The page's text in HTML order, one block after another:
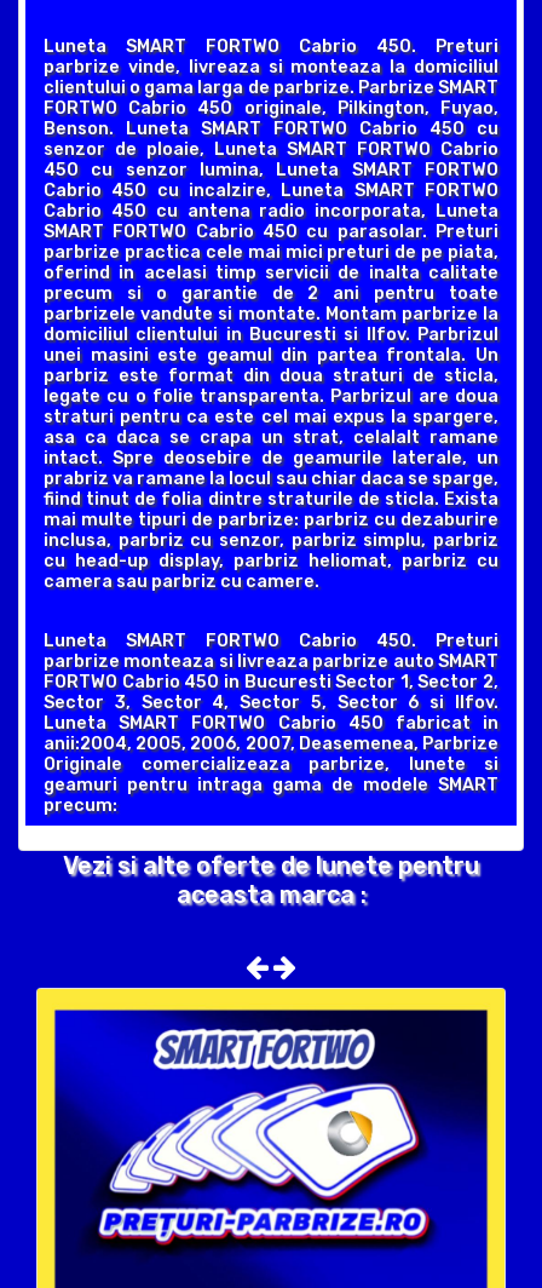
Luneta SMART FORTWO Cabrio 450. Preturi
parbrize vinde, livreaza si monteaza la domiciliul
clientului o gama larga de parbrize. Parbrize SMART
FORTWO Cabrio 450 originale, Pilkington, Fuyao,
Benson. Luneta SMART FORTWO Cabrio 450 cu
senzor de ploaie, Luneta SMART FORTWO Cabrio
450 cu senzor lumina, Luneta SMART FORTWO
Cabrio 450 cu incalzire, Luneta SMART FORTWO
Cabrio 450 cu antena radio incorporata, Luneta
SMART FORTWO Cabrio 450 cu parasolar. Preturi
parbrize practica cele mai mici preturi de pe piata,
oferind in acelasi timp servicii de inalta calitate
precum si o garantie de 2 ani pentru toate
parbrizele vandute si montate. Montam parbrize la
domiciliul clientului in Bucuresti si Ilfov. Parbrizul
unei masini este geamul din partea frontala. Un
parbriz este format din doua straturi de sticla,
legate cu o folie transparenta. Parbrizul are doua
straturi pentru ca este cel mai expus la spargere,
asa ca daca se crapa un strat, celalalt ramane
intact. Spre deosebire de geamurile laterale, un
prabriz va ramane la locul sau chiar daca se sparge,
fiind tinut de folia dintre straturile de sticla. Exista
mai multe tipuri de parbrize: parbriz cu dezaburire
inclusa, parbriz cu senzor, parbriz simplu, parbriz
cu head-up display, parbriz heliomat, parbriz cu
camera sau parbriz cu camere.
Luneta SMART FORTWO Cabrio 450. Preturi
parbrize monteaza si livreaza parbrize auto SMART
FORTWO Cabrio 450 in Bucuresti Sector 1, Sector 2,
Sector 3, Sector 4, Sector 5, Sector 6 si Ilfov.
Luneta SMART FORTWO Cabrio 450 fabricat in
anii:2004, 2005, 2006, 2007, Deasemenea, Parbrize
Originale comercializeaza parbrize, lunete si
geamuri pentru intraga gama de modele SMART
precum:
Vezi si alte oferte de lunete pentru
aceasta marca :